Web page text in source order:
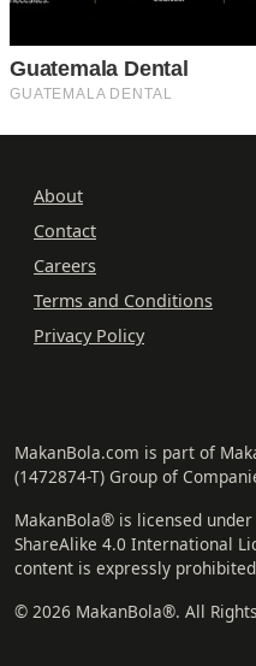
About
Contact
Careers
Terms and Conditions
Privacy Policy
MakanBola.com is part of
(1472874-T) Group of
MakanBola® is licensed
ShareAlike 4.0 International
content is expressly
© 2026 MakanBola®. All